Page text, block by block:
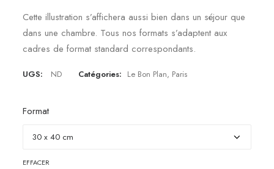
Cette illustration s’affichera aussi bien dans un séjour que
dans une chambre. Tous nos formats s’adaptent aux
cadres de format standard correspondants.
UGS: ND Catégories: Le Bon Plan, Paris
Format
effacer